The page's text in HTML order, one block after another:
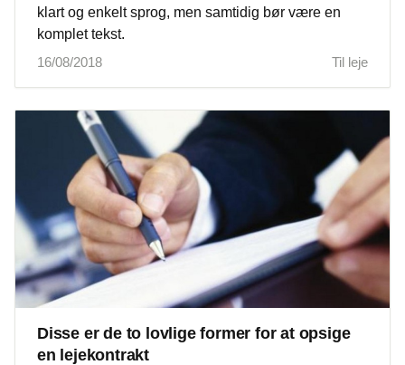
klart og enkelt sprog, men samtidig bør være en
komplet tekst.
16/08/2018
Til leje
Disse er de to lovlige former for at opsige
en lejekontrakt